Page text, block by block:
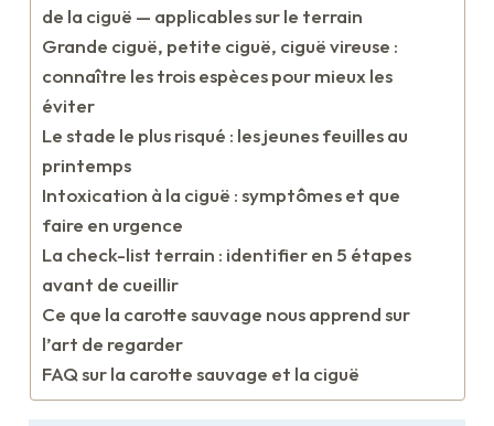
de la ciguë — applicables sur le terrain
Grande ciguë, petite ciguë, ciguë vireuse :
connaître les trois espèces pour mieux les
éviter
Le stade le plus risqué : les jeunes feuilles au
printemps
Intoxication à la ciguë : symptômes et que
faire en urgence
La check-list terrain : identifier en 5 étapes
avant de cueillir
Ce que la carotte sauvage nous apprend sur
l’art de regarder
FAQ sur la carotte sauvage et la ciguë